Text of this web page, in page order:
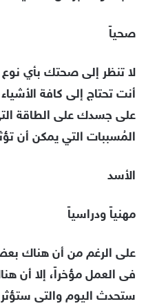
صحياً
لا تنظر إلى صحتك بأي
أنت تحتاج إلى كافة
على جسدك على الطاقة
المُسببات التي يمكن أن
الأسد
مهنياً ودراسياً
على الرغم من أن هناك
فى العمل مؤخراً، إلا أن
ستحدث اليوم والتى